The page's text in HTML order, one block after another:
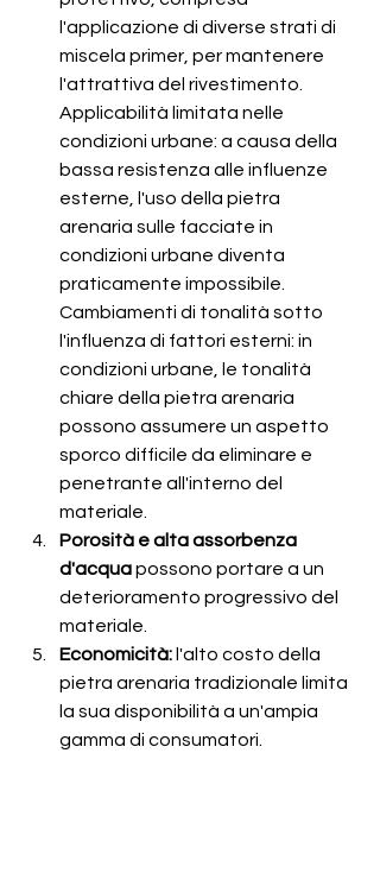
l'applicazione di diverse strati di
miscela primer, per mantenere
l'attrattiva del rivestimento.
Applicabilità limitata nelle
condizioni urbane: a causa della
bassa resistenza alle influenze
esterne, l'uso della pietra
arenaria sulle facciate in
condizioni urbane diventa
praticamente impossibile.
Cambiamenti di tonalità sotto
l'influenza di fattori esterni: in
condizioni urbane, le tonalità
chiare della pietra arenaria
possono assumere un aspetto
sporco difficile da eliminare e
penetrante all'interno del
materiale.
Porosità e alta assorbenza
d'acqua possono portare a un
deterioramento progressivo del
materiale.
Economicità: l'alto costo della
pietra arenaria tradizionale limita
la sua disponibilità a un'ampia
gamma di consumatori.